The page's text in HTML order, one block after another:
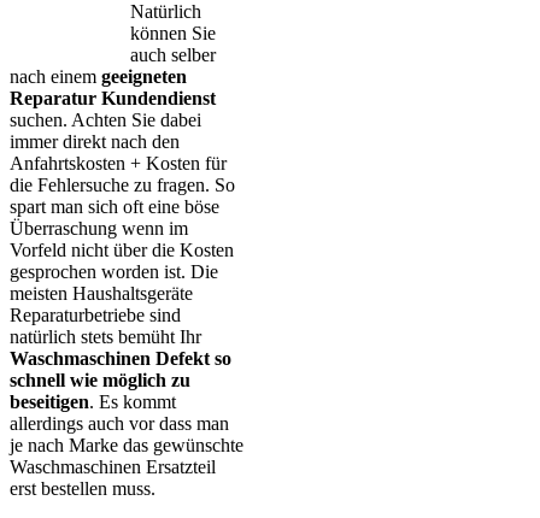
Natürlich
können Sie
auch selber
nach einem geeigneten
Reparatur Kundendienst
suchen. Achten Sie dabei
immer direkt nach den
Anfahrtskosten + Kosten für
die Fehlersuche zu fragen. So
spart man sich oft eine böse
Überraschung wenn im
Vorfeld nicht über die Kosten
gesprochen worden ist. Die
meisten Haushaltsgeräte
Reparaturbetriebe sind
natürlich stets bemüht Ihr
Waschmaschinen Defekt so
schnell wie möglich zu
beseitigen. Es kommt
allerdings auch vor dass man
je nach Marke das gewünschte
Waschmaschinen Ersatzteil
erst bestellen muss.